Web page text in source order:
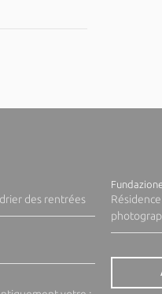
des rentrées